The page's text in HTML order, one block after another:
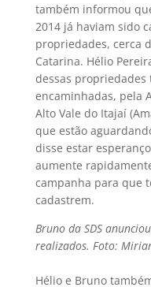
também informou
2014 já haviam sido
propriedades, cerca
Catarina. Hélio
dessas
encaminhadas, pela
Alto Vale do Itajaí
que estão
disse estar
aumente
campanha para que
cadastrem.
Bruno da SDS
realizados. Foto:
Hélio e Bruno